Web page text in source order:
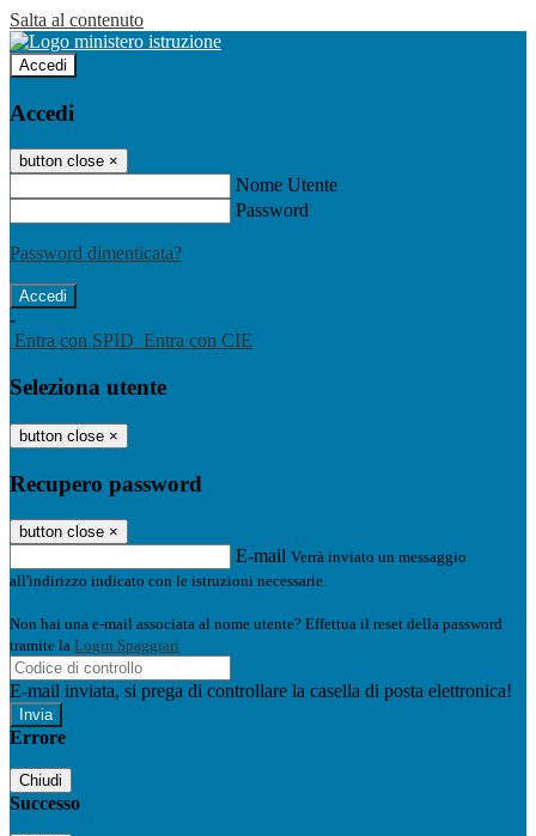
Salta al contenuto
Accedi
Accedi
button close ×
Nome Utente
Password
Password dimenticata?
-
Entra con SPID Entra con CIE
Seleziona utente
button close ×
Recupero password
button close ×
E-mail Verrà inviato un messaggio
all'indirizzo indicato con le istruzioni necessarie.
Non hai una e-mail associata al nome utente? Effettua il reset della password
tramite la Login Spaggiari
E-mail inviata, si prega di controllare la casella di posta elettronica!
Errore
Chiudi
Successo